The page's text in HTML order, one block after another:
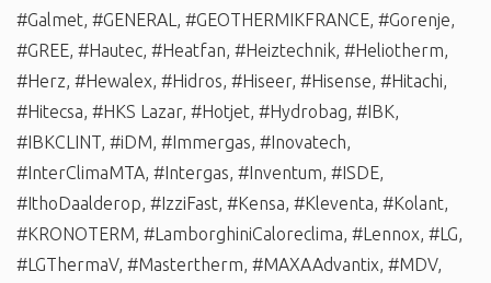
#Galmet, #GENERAL , #GEOTHERMIKFRANCE, #Gorenje,
#GREE, #Hautec, #Heatfan, #Heiztechnik, #Heliotherm,
#Herz, #Hewalex, #Hidros, #Hiseer, #Hisense, #Hitachi,
#Hitecsa, #HKS Lazar, #Hotjet, #Hydrobag, #IBK,
#IBKCLINT, #iDM, #Immergas, #Inovatech,
#InterClimaMTA, #Intergas, #Inventum, #ISDE,
#IthoDaalderop, #IzziFast, #Kensa, #Kleventa, #Kolant,
#KRONOTERM, #LamborghiniCaloreclima, #Lennox, #LG,
#LGThermaV, #Mastertherm, #MAXAAdvantix, #MDV,